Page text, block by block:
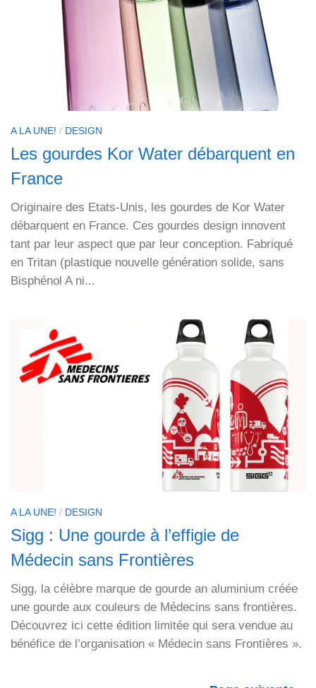
A LA UNE! / DESIGN
Les gourdes Kor Water débarquent en
France
Originaire des Etats-Unis, les gourdes de Kor Water
débarquent en France. Ces gourdes design innovent
tant par leur aspect que par leur conception. Fabriqué
en Tritan (plastique nouvelle génération solide, sans
Bisphénol A ni...
A LA UNE! / DESIGN
Sigg : Une gourde à l’effigie de
Médecin sans Frontières
Sigg, la célèbre marque de gourde an aluminium créée
une gourde aux couleurs de Médecins sans frontières.
Découvrez ici cette édition limitée qui sera vendue au
bénéfice de l’organisation « Médecin sans Frontières ».